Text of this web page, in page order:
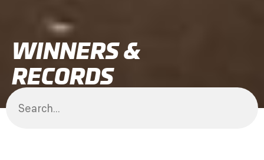
WINNERS &
RECORDS